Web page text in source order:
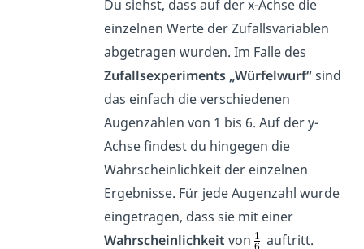
Du siehst, dass auf der x-Achse die
einzelnen Werte der Zufallsvariablen
abgetragen wurden. Im Falle des
Zufallsexperiments „Würfelwurf“sind
das einfach die verschiedenen
Augenzahlen von 1 bis 6. Auf der y-
Achse findest du hingegen die
Wahrscheinlichkeit der einzelnen
Ergebnisse. Für jede Augenzahl wurde
eingetragen, dass sie mit einer
Wahrscheinlichkeit von
auftritt.